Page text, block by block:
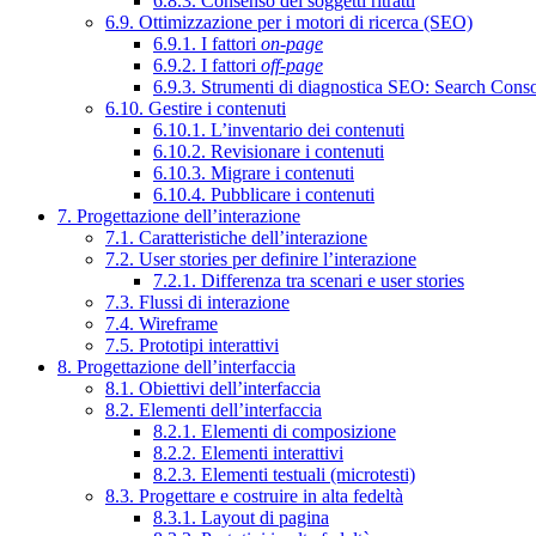
6.9. Ottimizzazione per i motori di ricerca (SEO)
6.9.1. I fattori on-page
6.9.2. I fattori off-page
6.9.3. Strumenti di diagnostica SEO: Search
6.10. Gestire i contenuti
6.10.1. L’inventario dei contenuti
6.10.2. Revisionare i contenuti
6.10.3. Migrare i contenuti
6.10.4. Pubblicare i contenuti
7. Progettazione dell’interazione
7.1. Caratteristiche dell’interazione
7.2. User stories per definire l’interazione
7.2.1. Differenza tra scenari e user stories
7.3. Flussi di interazione
7.4. Wireframe
7.5. Prototipi interattivi
8. Progettazione dell’interfaccia
8.1. Obiettivi dell’interfaccia
8.2. Elementi dell’interfaccia
8.2.1. Elementi di composizione
8.2.2. Elementi interattivi
8.2.3. Elementi testuali (microtesti)
8.3. Progettare e costruire in alta fedeltà
8.3.1. Layout di pagina